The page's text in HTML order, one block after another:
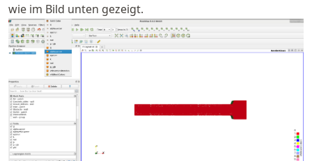
wie im Bild unten gezeigt.